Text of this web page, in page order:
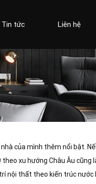
Tin tức Liên hệ
của mình thêm nổi bật.
xu hướng Châu Âu cũng
nội thất theo kiến trúc nước